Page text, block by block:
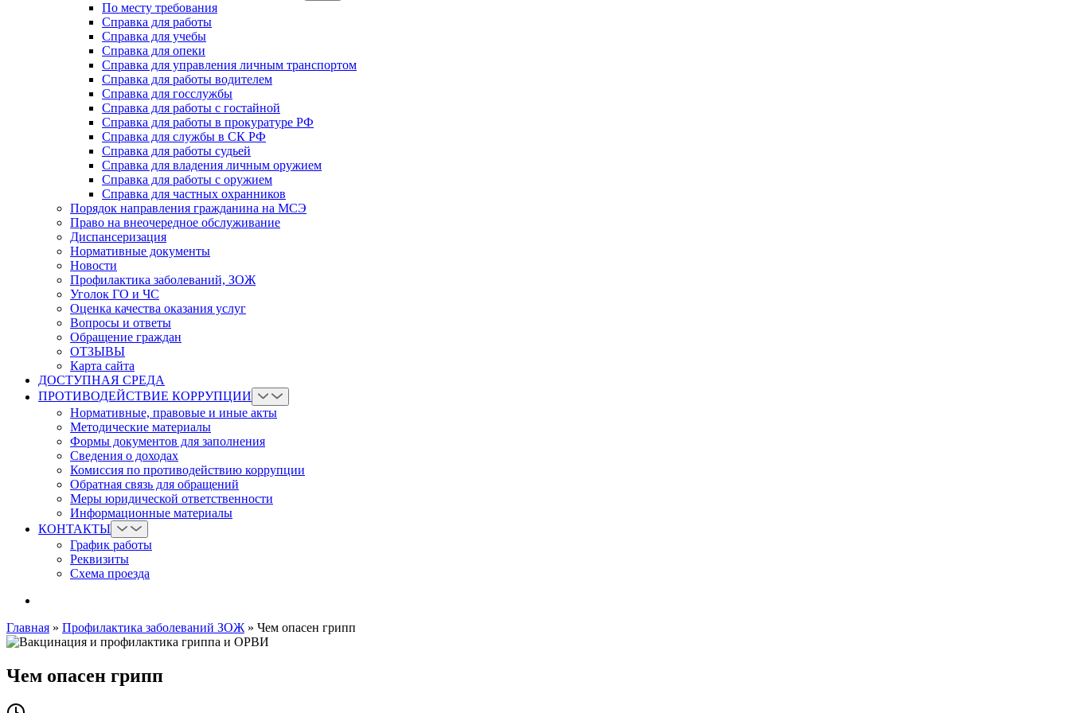
По месту требования
Справка для работы
Справка для учебы
Справка для опеки
Справка для управления личным транспортом
Справка для работы водителем
Справка для госслужбы
Справка для работы с гостайной
Справка для работы в прокуратуре РФ
Справка для службы в СК РФ
Справка для работы судьей
Справка для владения личным оружием
Справка для работы с оружием
Справка для частных охранников
Порядок направления гражданина на МСЭ
Право на внеочередное обслуживание
Диспансеризация
Нормативные документы
Новости
Профилактика заболеваний, ЗОЖ
Уголок ГО и ЧС
Оценка качества оказания услуг
Вопросы и ответы
Обращение граждан
ОТЗЫВЫ
Карта сайта
ДОСТУПНАЯ СРЕДА
ПРОТИВОДЕЙСТВИЕ КОРРУПЦИИ
Нормативные, правовые и иные акты
Методические материалы
Формы документов для заполнения
Сведения о доходах
Комиссия по противодействию коррупции
Обратная связь для обращений
Меры юридической ответственности
Информационные материалы
КОНТАКТЫ
График работы
Реквизиты
Схема проезда
Главная » Профилактика заболеваний ЗОЖ » Чем опасен грипп
Чем опасен грипп